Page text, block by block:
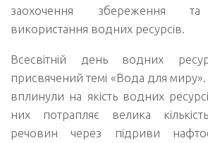
заохочення збереження та
використання водних ресурсів.
Всесвітній день водних
присвячений темі «Вода для миру».
вплинули на якість водних
них потрапляє велика
речовин через підриви